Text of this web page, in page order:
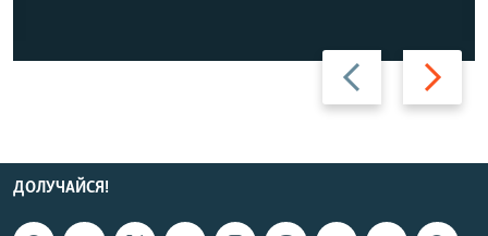
Назад Вперед
ДОЛУЧАЙСЯ!